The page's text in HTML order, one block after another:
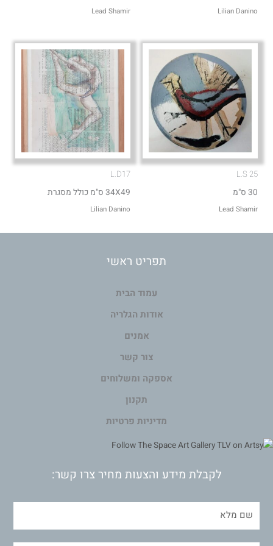
Lilian Danino
Lead Shamir
L.S 25
30 ס"מ
Lead Shamir
L.D17
34X49 ס"מ כולל מסגרת
Lilian Danino
תפריט ראשי
עמוד הבית
אודות הגלריה
אמנים
צור קשר
אספקה ומשלוחים
תקנון
מדיניות פרטיות
לקבלת מידע והצעות מחיר צרו קשר: